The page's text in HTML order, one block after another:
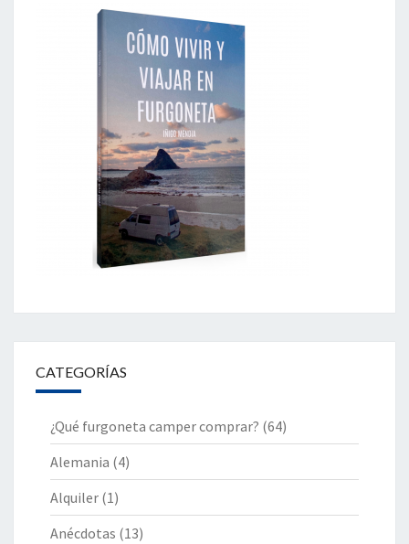
CATEGORÍAS
¿Qué furgoneta camper comprar? (64)
Alemania (4)
Alquiler (1)
Anécdotas (13)